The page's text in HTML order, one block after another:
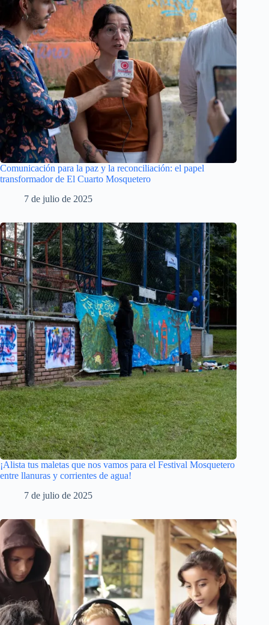
Comunicación para la paz y la reconciliación: el papel
transformador de El Cuarto Mosquetero
7 de julio de 2025
¡Alista tus maletas que nos vamos para el Festival Mosquetero
entre llanuras y corrientes de agua!
7 de julio de 2025